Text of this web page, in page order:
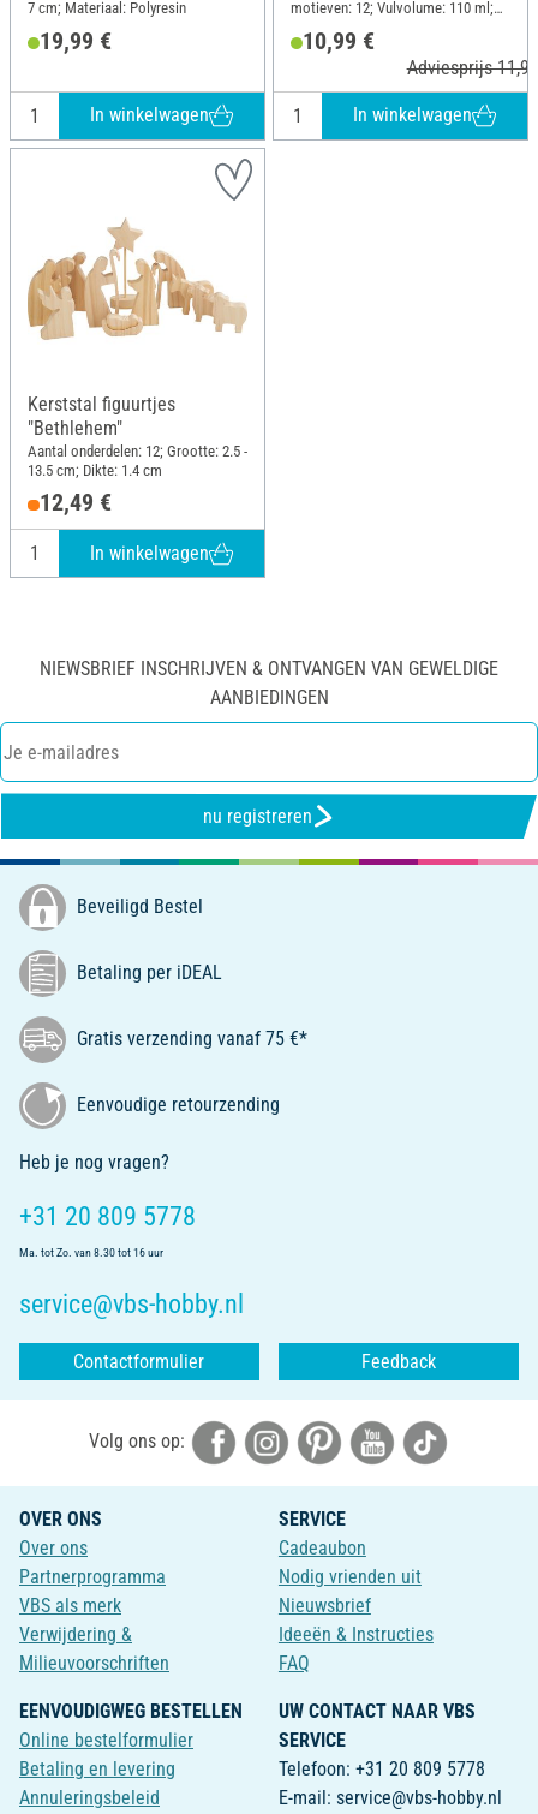
7 cm; Materiaal: Polyresin
19,99 €
In winkelwagen
motieven: 12; Vulvolume: 110 ml;
Hoogte: 1 cm; Materiaal: Siliconen
10,99 €
Adviesprijs
In winkelwagen
Kerststal figuurtjes
"Bethlehem"
Aantal onderdelen: 12; Grootte: 2.5 -
13.5 cm; Dikte: 1.4 cm
12,49 €
In winkelwagen
NIEWSBRIEF INSCHRIJVEN & ONTVANGEN VAN GEWELDIGE
AANBIEDINGEN
nu registreren
Beveiligd Bestel
Betaling per iDEAL
Gratis verzending vanaf 75 €*
Eenvoudige retourzending
Heb je nog vragen?
+31 20 809 5778
Ma. tot Zo. van 8.30 tot 16 uur
service@vbs-hobby.nl
Contactformulier Feedback
Volg ons op:
OVER ONS
Over ons
Partnerprogramma
VBS als merk
Verwijdering &
Milieuvoorschriften
SERVICE
Cadeaubon
Nodig vrienden uit
Nieuwsbrief
Ideeën & Instructies
FAQ
EENVOUDIGWEG BESTELLEN
Online bestelformulier
Betaling en levering
Annuleringsbeleid
UW CONTACT NAAR VBS
SERVICE
Telefoon: +31 20 809 5778
E-mail: service@vbs-hobby.nl